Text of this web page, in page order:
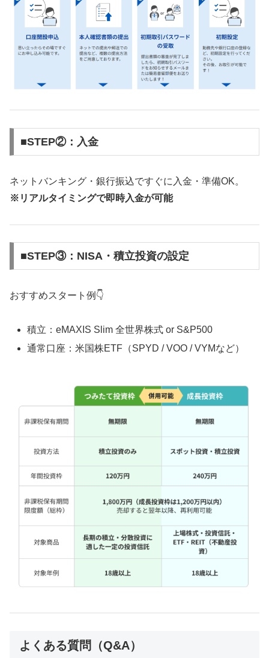
■STEP②：入金
ネットバンキング・銀行振込ですぐに入金・準備OK。
※リアルタイミングで即時入金が可能
■STEP③：NISA・積立投資の設定
おすすめスタート例👇
積立：eMAXIS Slim 全世界株式 or S&P500
通常口座：米国株ETF（SPYD / VOO / VYMなど）
よくある質問（Q&A）